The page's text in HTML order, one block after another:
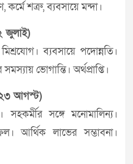
শত্রু, ব্যবসায়ে মন্দা।
জুলাই)
ব্যবসায়ে পদোন্নতি।
ভোগান্তি। অর্থপ্রাপ্তি।
আগস্ট)
সঙ্গে মনোমালিন্য।
আর্থিক লাভের সম্ভাবনা।